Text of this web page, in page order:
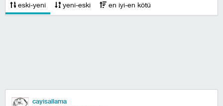
eski-yeni yeni-eski en iyi-en kötü
cayisallama